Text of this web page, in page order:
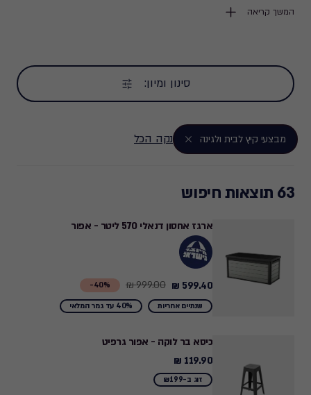
משתלמים במיוחד.
המשך קריאה
סינון ומיון:
מבצעי קיץ לבית ולגינה נקה הכל
63 תוצאות חיפוש
ארגז אחסון דנאלי 570 ליטר - אפור
40%-
Price
from
₪
to
599.40
₪
599.40 ₪
999.00 ₪
שנתיים אחריות 40% עד גמר המלאי
כיסא בר לוקה - אפור גרפיט
119.90
₪
119.90 ₪
זוג ב-₪199